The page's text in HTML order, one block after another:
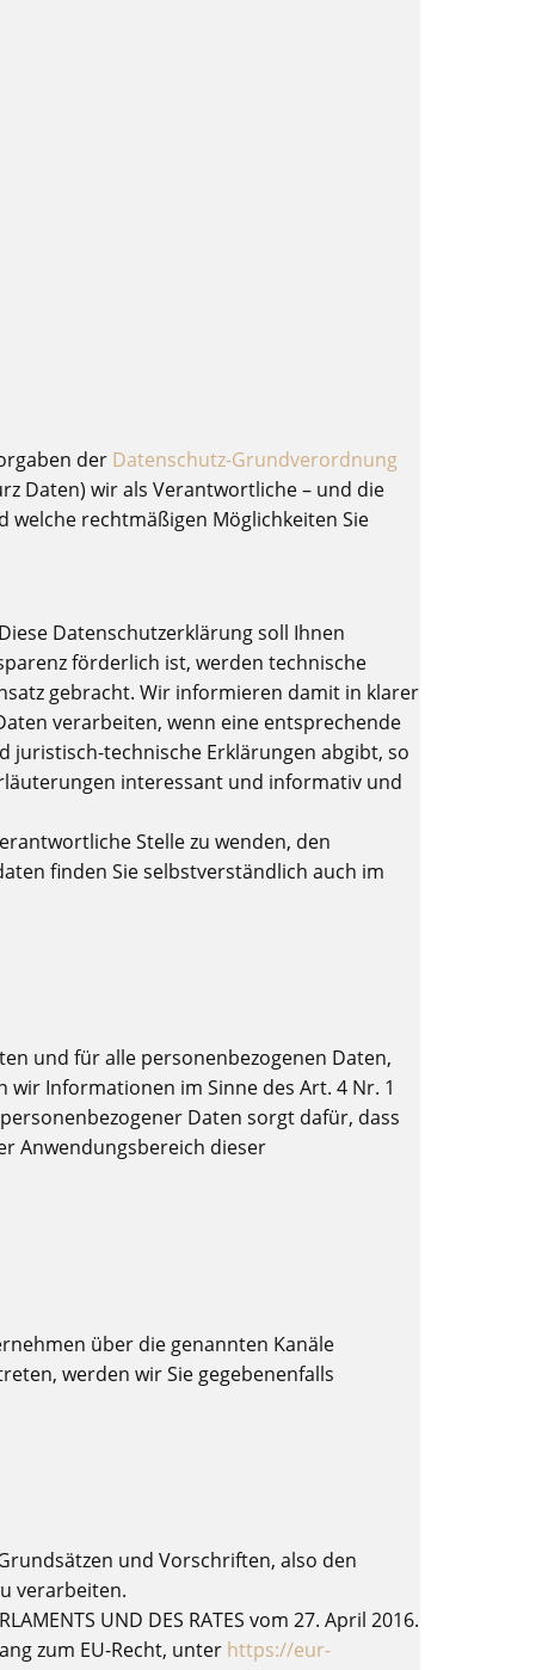
der Datenschutz-Grundverordnung
Daten) wir als Verantwortliche – und die
rechtmäßigen Möglichkeiten Sie
Datenschutzerklärung soll Ihnen
förderlich ist, werden technische
gebracht. Wir informieren damit in klarer
verarbeiten, wenn eine entsprechende
juristisch-technische Erklärungen abgibt, so
interessant und informativ und
Stelle zu wenden, den
finden Sie selbstverständlich auch im
und für alle personenbezogenen Daten,
Informationen im Sinne des Art. 4 Nr. 1
Daten sorgt dafür, dass
Anwendungsbereich dieser
über die genannten Kanäle
werden wir Sie gegebenenfalls
und Vorschriften, also den
verarbeiten.
UND DES RATES vom 27. April 2016.
zum EU-Recht, unter https://eur-